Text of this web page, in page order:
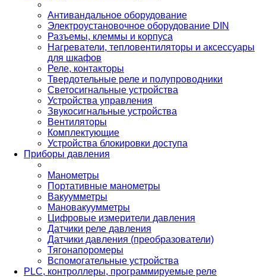
Антивандальное оборудование
Электроустановочное оборудование DIN
Разъемы, клеммы и корпуса
Нагреватели, тепловентиляторы и аксессуары
для шкафов
Реле, контакторы
Твердотельные реле и полупроводники
Светосигнальные устройства
Устройства управления
Звукосигнальные устройства
Вентиляторы
Комплектующие
Устройства блокировки доступа
Приборы давления
Манометры
Портативные манометры
Вакуумметры
Мановакуумметры
Цифровые измерители давления
Датчики реле давления
Датчики давления (преобразователи)
Тягонапоромеры
Вспомогательные устройства
PLС, контроллеры, программируемые реле